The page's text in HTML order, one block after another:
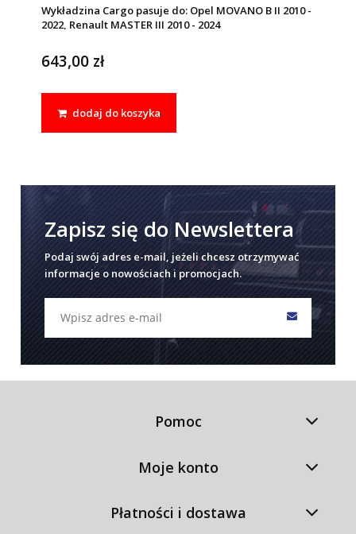
Wykładzina Cargo pasuje do: Opel MOVANO B II 2010 -
2022, Renault MASTER III 2010 - 2024
643,00 zł
dodaj do koszyka
Zapisz się do Newslettera
Podaj swój adres e-mail, jeżeli chcesz otrzymywać
informacje o nowościach i promocjach.
Pomoc
Moje konto
Płatności i dostawa